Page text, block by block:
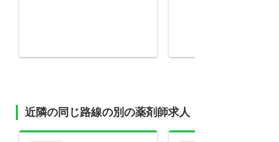
近隣の同じ路線の別の薬剤師求人